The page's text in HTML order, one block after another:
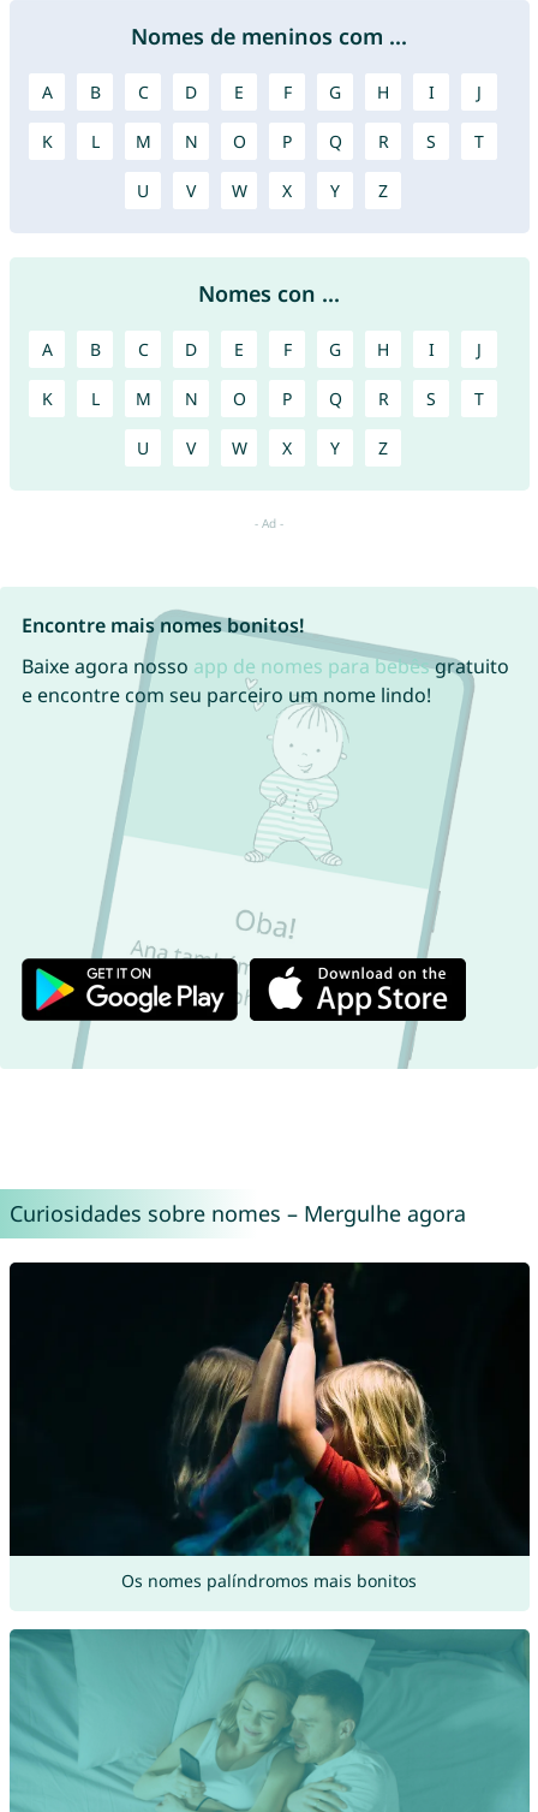
Nomes de meninos com ...
A B C D E F G H I J
K L M N O P Q R S T
U V W X Y Z
Nomes con ...
A B C D E F G H I J
K L M N O P Q R S T
U V W X Y Z
Encontre mais nomes bonitos!
Baixe agora nosso app de nomes para bebêsgratuito
e encontre com seu parceiro um nome lindo!
Curiosidades sobre nomes – Mergulhe agora
Os nomes palíndromos mais bonitos